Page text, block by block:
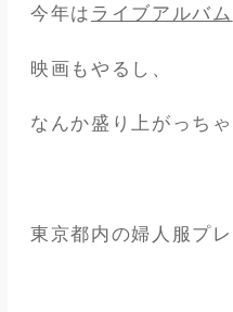
今年は ライブアルバム
映画もやるし、
なんか盛り上がっち
東京都内の婦人服プ